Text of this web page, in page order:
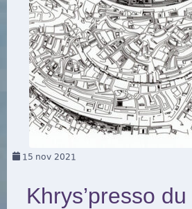
15 nov 2021
Khrys’presso